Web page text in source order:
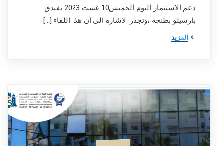
دعم الاستثمار اليوم الخميس10 غشت 2023 بفندق
بارسيلو بطنجة ،وتجدر الإشارة الى أن هذا اللقاء […]
المزيد